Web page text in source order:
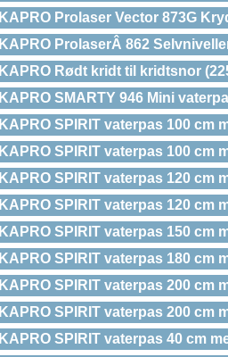
KAPRO Prolaser Vector 873G
KAPRO ProlaserÂ 862
KAPRO Rødt kridt til kridtsnor
KAPRO SMARTY 946 Mini
KAPRO SPIRIT vaterpas 100 cm
KAPRO SPIRIT vaterpas 100 cm
KAPRO SPIRIT vaterpas 120 cm
KAPRO SPIRIT vaterpas 120 cm
KAPRO SPIRIT vaterpas 150 cm
KAPRO SPIRIT vaterpas 180 cm
KAPRO SPIRIT vaterpas 200 cm
KAPRO SPIRIT vaterpas 200 cm
KAPRO SPIRIT vaterpas 40 cm